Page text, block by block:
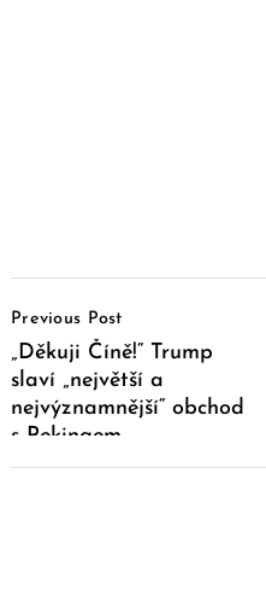
Navigation
Previous Post
„Děkuji Číně!“ Trump
slaví „největší a
nejvýznamnější“ obchod
s Pekingem